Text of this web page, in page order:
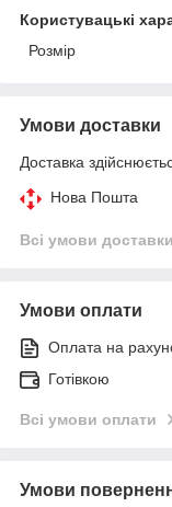
Користувацькі
Розмір
Умови доставки
Доставка
Нова Пошта
Всі умови доставки
Умови оплати
Оплата на
Готівкою
Всі умови оплати
Умови